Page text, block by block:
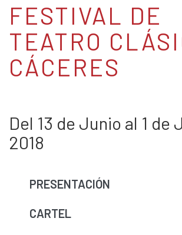
FESTIVAL DE
TEATRO
CÁCERES
Del 13 de Junio al 1 de
2018
PRESENTACIÓN
CARTEL